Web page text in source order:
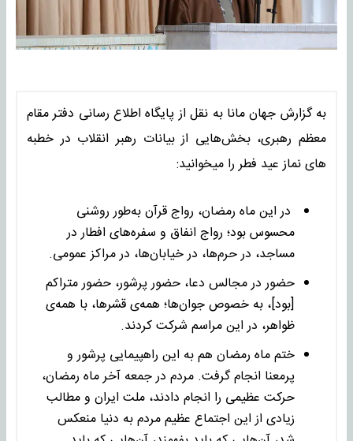
به گزارش جهان مانا به نقل از پایگاه اطلاع رسانی دفتر مقام
معظم رهبری، بخش‌هایی از بیانات رهبر انقلاب در خطبه
های نماز عید فطر را میخوانید:
در این ماه رمضان، رواج قرآن به‌طور روشنی
محسوس بود؛ رواج انفاق و سفره‌های افطار در
مساجد، در حرم‌ها، در خیابان‌ها، در مراکز عمومی.
حضور در مجالس دعا، حضور پرشور، حضور متراکم
[بود]، به خصوص جوان‌ها؛ همه‌ی قشرها، با همه‌ی
ظواهر، در این مراسم شرکت کردند.
ختم ماه رمضان هم به این راهپیمایی پرشور و
پرمعنا انجام گرفت. مردم در جمعه آخر ماه رمضان،
حرکت عظیمی را انجام دادند، ملت ایران و مطالب
زیادی از این اجتماع عظیم مردم به دنیا منعکس